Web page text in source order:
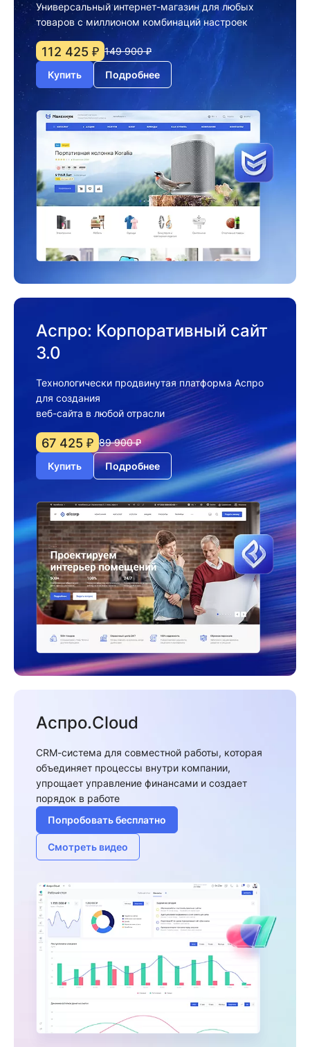
Универсальный интернет-магазин для любых
товаров с миллионом комбинаций настроек
112 425 ₽ 149 900 ₽
Купить
Подробнее
Аспро: Корпоративный сайт
3.0
Технологически продвинутая платформа Аспро
для создания
веб-сайта в любой отрасли
67 425 ₽ 89 900 ₽
Купить
Подробнее
Аспро.Cloud
CRM-система для совместной работы, которая
объединяет процессы внутри компании,
упрощает управление финансами и создает
порядок в работе
Попробовать бесплатно
Смотреть видео